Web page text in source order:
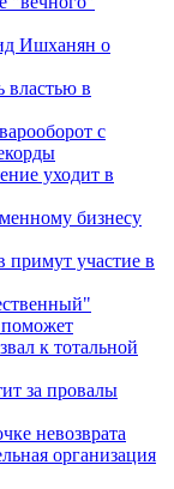
Ишханян о
властью в
с
уходит в
бизнесу
примут участие в
поможет
к тотальной
за провалы
невозврата
организация